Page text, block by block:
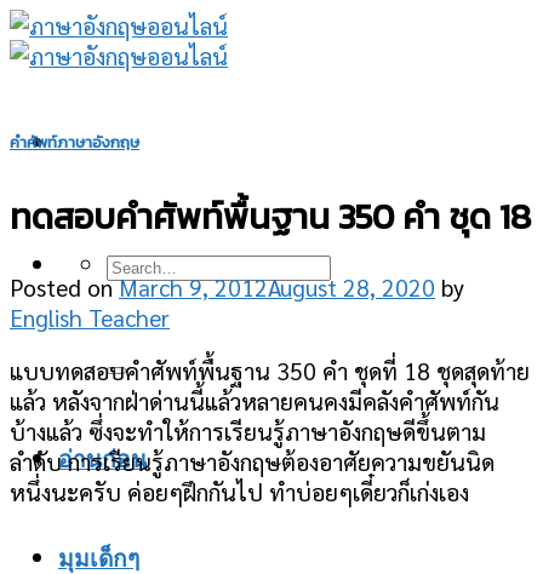
Skip
to
อ่านก่อน
มุมเด็กๆ
คำศัพท์ภาษาอังกฤษ
ทดสอบคำศัพท์พื้นฐาน 350 คำ ชุด 18
Posted onMarch 9, 2012August 28, 2020 by
English Teacher
แบบทดสอบคำศัพท์พื้นฐาน 350 คำ ชุดที่ 18 ชุดสุดท้าย
แล้ว หลังจากฝ่าด่านนี้แล้วหลายคนคงมีคลังคำศัพท์กัน
บ้างแล้ว ซึ่งจะทำให้การเรียนรู้ภาษาอังกฤษดีขึ้นตาม
ลำดับ การเรียนรู้ภาษาอังกฤษต้องอาศัยความขยันนิด
หนึ่งนะครับ ค่อยๆฝึกกันไป ทำบ่อยๆเดี๋ยวก็เก่งเอง